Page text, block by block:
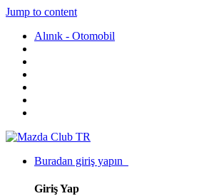
Jump to content
Alınık - Otomobil
Buradan giriş yapın
Giriş Yap